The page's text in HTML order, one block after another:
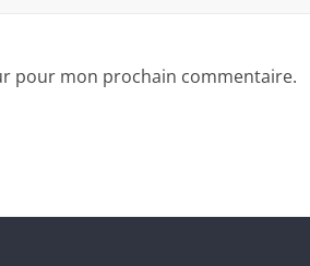
pour mon prochain commentaire.